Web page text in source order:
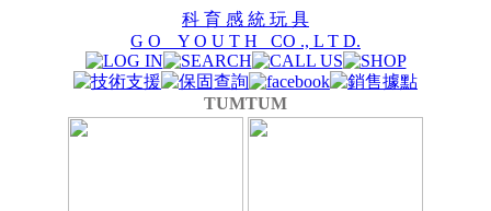
科 育 感 統 玩 具
G O Y O U T H CO ., L T D.
TUMTUM